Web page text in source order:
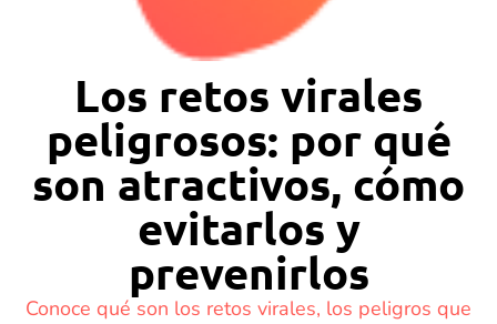
Los retos virales
peligrosos: por qué
son atractivos, cómo
evitarlos y
prevenirlos
Conoce qué son los retos virales, los peligros que